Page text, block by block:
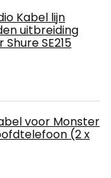
Kabel lijn
uitbreiding
SE215
voor Monster
(2 x